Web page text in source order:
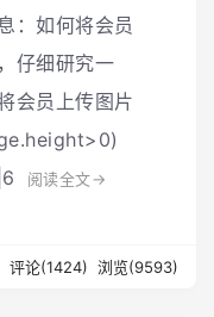
：如何将会员
仔细研究一
会员上传图片
阅读全文→
评论(1424) 浏览(9593)